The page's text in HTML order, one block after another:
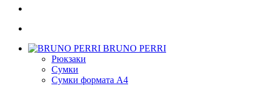
BRUNO PERRI
Рюкзаки
Сумки
Сумки формата А4